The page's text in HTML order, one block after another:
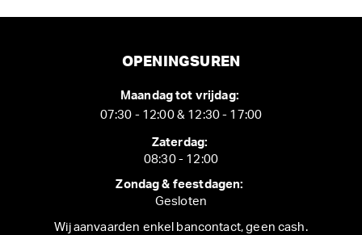
OPENINGSUREN
Maandag tot vrijdag:
07:30 - 12:00 & 12:30 - 17:00
Zaterdag:
08:30 - 12:00
Zondag & feestdagen:
Gesloten
Wij aanvaarden enkel bancontact, geen cash.